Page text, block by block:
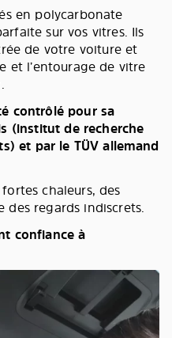
en polycarbonate
sur vos vitres. Ils
de votre voiture et
et l’entourage de vitre
contrôlé pour sa
(institut de recherche
et par le TÜV allemand
chaleurs, des
des regards indiscrets.
confiance à